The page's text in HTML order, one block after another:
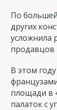
По
других
усложнила
продавцов
В этом
площади в
палаток с